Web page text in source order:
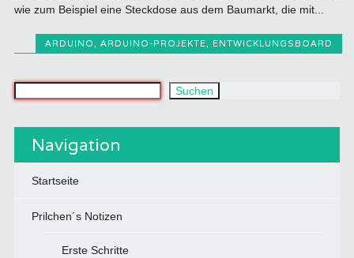
wie zum Beispiel eine Steckdose aus dem Baumarkt, die mit...
ARDUINO, ARDUINO-PROJEKTE, ENTWICKLUNGSBOARD
Suchen
Navigation
Startseite
Prilchen´s Notizen
Erste Schritte